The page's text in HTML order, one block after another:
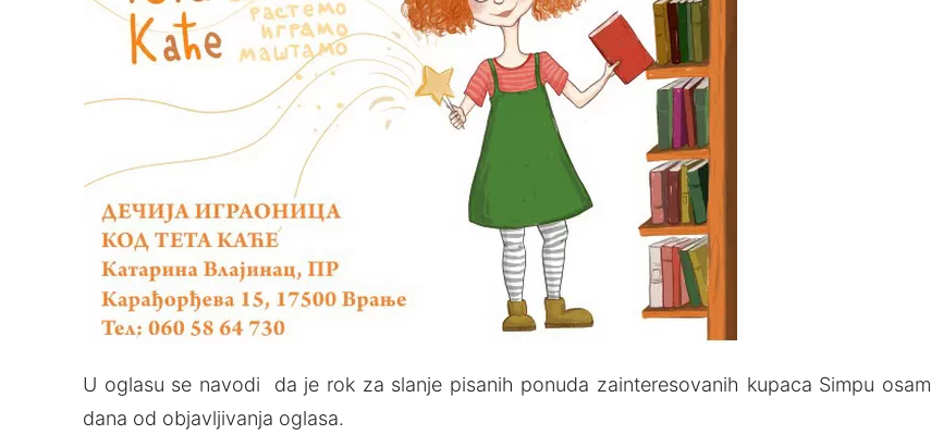
U oglasu se navodi da je rok za slanje pisanih ponuda zainteresovanih kupaca Simpu osam
dana od objavljivanja oglasa.